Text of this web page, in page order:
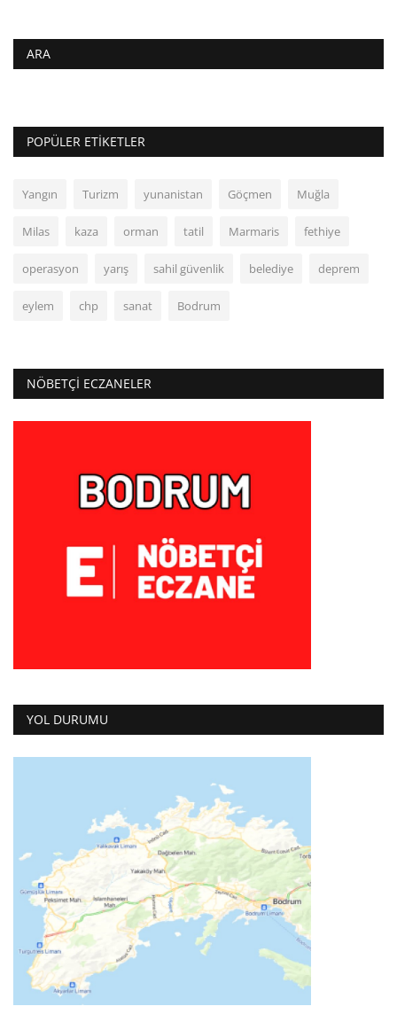
ARA
POPÜLER ETIKETLER
Yangın Turizm yunanistan Göçmen Muğla
Milas kaza orman tatil Marmaris fethiye
operasyon yarış sahil güvenlik belediye deprem
eylem chp sanat Bodrum
NÖBETÇI ECZANELER
YOL DURUMU